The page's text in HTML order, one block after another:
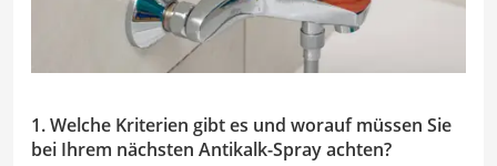
1. Welche Kriterien gibt es und worauf müssen Sie
bei Ihrem nächsten Antikalk-Spray achten?